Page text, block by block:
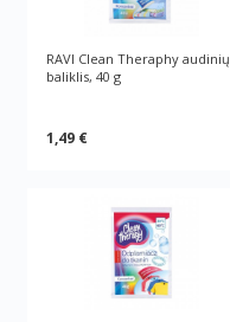
RAVI Clean Theraphy audinių
baliklis, 40 g
1,49 €